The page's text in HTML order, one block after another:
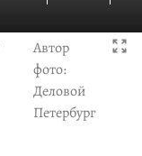
Автор
фото:
Деловой
Петербург